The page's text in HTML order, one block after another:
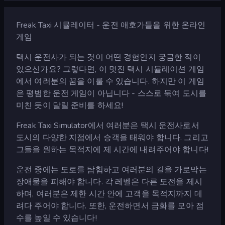
Freak Taxi 시뮬레이터 - 운전 애호가들을 위한 온라인
게임
택시 운전사가 되는 것이 어떤 경험인지 궁금한 적이
있으신가요? 그렇다면, 이 멋진 택시 시뮬레이션 게임
에서 여러분의 꿈을 이룰 수 있습니다. 하지만 이 게임
은 평범한 운전 게임이 아닙니다 - 스스로 묶여 도시를
미친 듯이 달릴 준비를 하세요!
Freak Taxi Simulator에서 여러분은 택시 운전사로서
도시의 다양한 지점에서 승객을 태워야 합니다. 그리고
그들을 원하는 목적지에 제 시간에 내려주어야 합니다!
운전 중에는 도로를 탐험하고 여러분의 길을 가로막는
장애물을 피해야 합니다. 각 레벨은 다른 도전을 제시
하며, 여러분은 제한 시간 안에 고객을 목적지까지 데
려다 주어야 합니다. 또한, 운전하면서 금화를 모아 점
수를 높일 수 있습니다!